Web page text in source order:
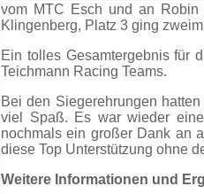
vom MTC Esch und an
Klingenberg, Platz 3 ging
Ein tolles Gesamtergebnis für
Teichmann Racing Teams.
Bei den Siegerehrungen
viel Spaß. Es war wieder
nochmals ein großer Dank an
diese Top Unterstützung ohne
Weitere Informationen und